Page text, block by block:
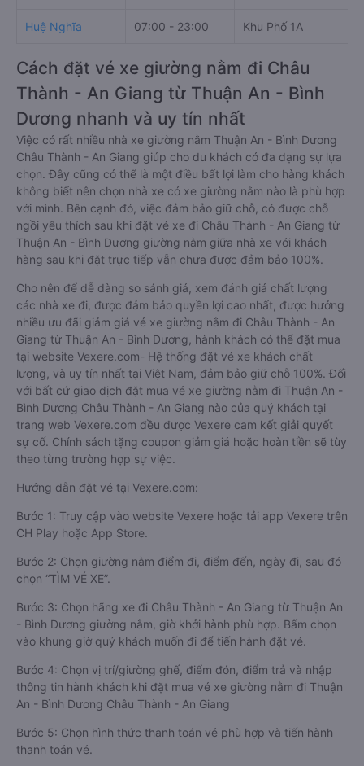
Huệ Nghĩa 07:00 - 23:00 Khu Phố 1A
Cách đặt vé xe giường nằm đi Châu
Thành - An Giang từ Thuận An - Bình
Dương nhanh và uy tín nhất
Việc có rất nhiều nhà xe giường nằm Thuận An - Bình Dương
Châu Thành - An Giang giúp cho du khách có đa dạng sự lựa
chọn. Đây cũng có thể là một điều bất lợi làm cho hàng khách
không biết nên chọn nhà xe có xe giường nằm nào là phù hợp
với mình. Bên cạnh đó, việc đảm bảo giữ chỗ, có được chỗ
ngồi yêu thích sau khi đặt vé xe đi Châu Thành - An Giang từ
Thuận An - Bình Dương giường nằm giữa nhà xe với khách
hàng sau khi đặt trực tiếp vẫn chưa được đảm bảo 100%.
Cho nên để dễ dàng so sánh giá, xem đánh giá chất lượng
các nhà xe đi, được đảm bảo quyền lợi cao nhất, được hưởng
nhiều ưu đãi giảm giá vé xe giường nằm đi Châu Thành - An
Giang từ Thuận An - Bình Dương, hành khách có thể đặt mua
tại website Vexere.com- Hệ thống đặt vé xe khách chất
lượng, và uy tín nhất tại Việt Nam, đảm bảo giữ chỗ 100%. Đối
với bất cứ giao dịch đặt mua vé xe giường nằm đi Thuận An -
Bình Dương Châu Thành - An Giang nào của quý khách tại
trang web Vexere.com đều được Vexere cam kết giải quyết
sự cố. Chính sách tặng coupon giảm giá hoặc hoàn tiền sẽ tùy
theo từng trường hợp sự việc.
Hướng dẫn đặt vé tại Vexere.com:
Bước 1: Truy cập vào website Vexere hoặc tải app Vexere trên
CH Play hoặc App Store.
Bước 2: Chọn giường nằm điểm đi, điểm đến, ngày đi, sau đó
chọn “TÌM VÉ XE”.
Bước 3: Chọn hãng xe đi Châu Thành - An Giang từ Thuận An
- Bình Dương giường nằm, giờ khởi hành phù hợp. Bấm chọn
vào khung giờ quý khách muốn đi để tiến hành đặt vé.
Bước 4: Chọn vị trí/giường ghế, điểm đón, điểm trả và nhập
thông tin hành khách khi đặt mua vé xe giường nằm đi Thuận
An - Bình Dương Châu Thành - An Giang
Bước 5: Chọn hình thức thanh toán vé phù hợp và tiến hành
thanh toán vé.